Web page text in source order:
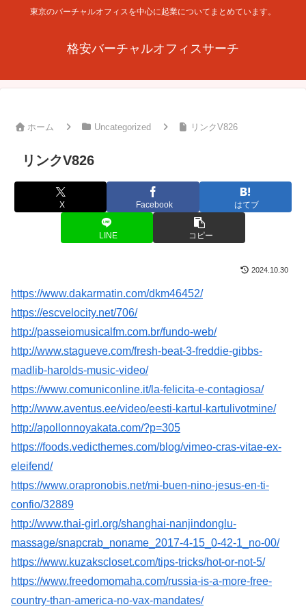
東京のバーチャルオフィスを中心に起業についてまとめています。
格安バーチャルオフィスサーチ
ホーム Uncategorized リンクV826
リンクV826
X Facebook はてブ
LINE コピー
2024.10.30
https://www.dakarmatin.com/dkm46452/
https://escvelocity.net/706/
http://passeiomusicalfm.com.br/fundo-web/
http://www.stagueve.com/fresh-beat-3-freddie-gibbs-
madlib-harolds-music-video/
https://www.comuniconline.it/la-felicita-e-contagiosa/
http://www.aventus.ee/video/eesti-kartul-kartulivotmine/
http://apollonnoyakata.com/?p=305
https://foods.vedicthemes.com/blog/vimeo-cras-vitae-ex-
eleifend/
https://www.orapronobis.net/mi-buen-nino-jesus-en-ti-
confio/32889
http://www.thai-girl.org/shanghai-nanjindonglu-
massage/snapcrab_noname_2017-4-15_0-42-1_no-00/
https://www.kuzakscloset.com/tips-tricks/hot-or-not-5/
https://www.freedomomaha.com/russia-is-a-more-free-
country-than-america-no-vax-mandates/